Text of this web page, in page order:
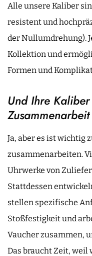
Alle unsere Kaliber
resistent und
der Nullumdrehung).
Kollektion und
Formen und
Und Ihre
Ja, aber es ist wichtig
zusammenarbeiten.
Uhrwerke von
Stattdessen
stellen spezifische
Stoßfestigkeit und
Vaucher zusammen,
Das braucht Zeit, weil